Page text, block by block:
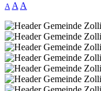
A A A